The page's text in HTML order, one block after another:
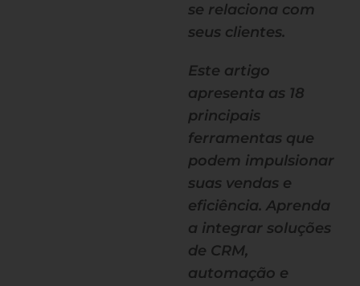
se relaciona com
seus clientes.
Este artigo
apresenta as 18
principais
ferramentas que
podem impulsionar
suas vendas e
eficiência. Aprenda
a integrar soluções
de CRM,
automação e